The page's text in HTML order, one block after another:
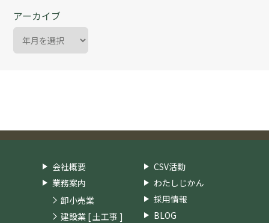
アーカイブ
会社概要
業務案内
卸小売業
建設業 [ 土工事 ]
CSV活動
わたしじかん
採用情報
BLOG